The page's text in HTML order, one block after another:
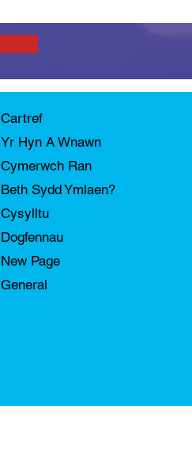
Cartref
Yr Hyn A Wnawn
Cymerwch Ran
Beth Sydd Ymlaen?
Cysylltu
Dogfennau
New Page
General